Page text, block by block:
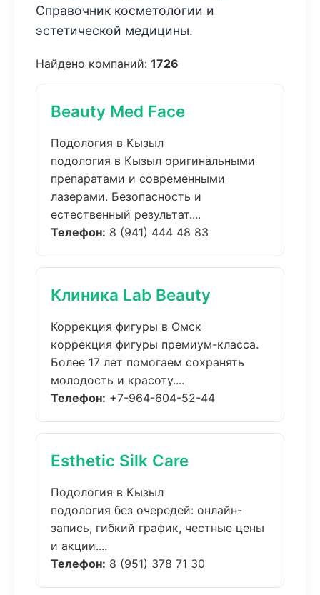
Справочник косметологии и
эстетической медицины.
Найдено компаний: 1726
Beauty Med Face
Подология в Кызыл
подология в Кызыл оригинальными
препаратами и современными
лазерами. Безопасность и
естественный результат....
Телефон: 8 (941) 444 48 83
Клиника Lab Beauty
Коррекция фигуры в Омск
коррекция фигуры премиум-класса.
Более 17 лет помогаем сохранять
молодость и красоту....
Телефон: +7-964-604-52-44
Esthetic Silk Care
Подология в Кызыл
подология без очередей: онлайн-
запись, гибкий график, честные цены
и акции....
Телефон: 8 (951) 378 71 30